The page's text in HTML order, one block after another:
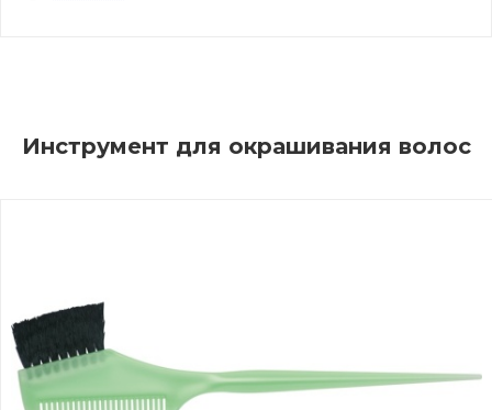
Инструмент для окрашивания волос